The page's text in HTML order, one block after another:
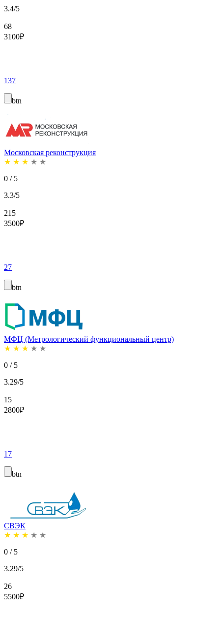
3.4/5
68
3100₽
137
btn
Московская реконструкция
★ ★ ★ ★ ★
0 / 5
3.3/5
215
3500₽
27
btn
МФЦ (Метрологический функциональный центр)
★ ★ ★ ★ ★
0 / 5
3.29/5
15
2800₽
17
btn
СВЭК
★ ★ ★ ★ ★
0 / 5
3.29/5
26
5500₽